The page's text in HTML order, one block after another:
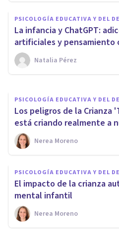
PSICOLOGÍA EDUCATIVA Y DEL
La infancia y ChatGPT:
artificiales y pensamiento
Natalia Pérez
No, una infancia
madurar antes
Nerea Moreno
PSICOLOGÍA EDUCATIVA Y DEL
Los peligros de la Crianza
está criando realmente a
Nerea Moreno
PSICOLOGÍA EDUCATIVA Y DEL
El impacto de la crianza
mental infantil
Nerea Moreno